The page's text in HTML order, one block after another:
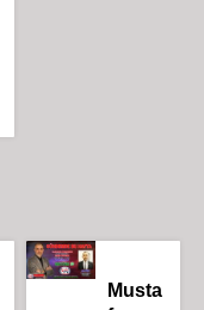
Musta